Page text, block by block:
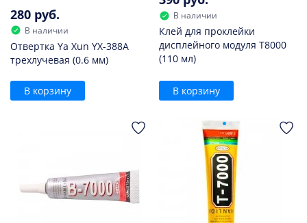
280 руб.
В наличии
Отвертка Ya Xun YX-388A
трехлучевая (0.6 мм)
В корзину
В наличии
Клей для проклейки
дисплейного модуля T8000
(110 мл)
В корзину